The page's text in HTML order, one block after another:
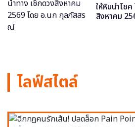
ให้หินนำโชค
สิงหาคม
ไลฟ์สไตล์